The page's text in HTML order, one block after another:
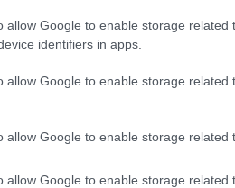
allow Google to enable storage related
identifiers in apps.
allow Google to enable storage related
allow Google to enable storage related
allow Google to enable storage related
εναντίον μας.
μια από τις
θα δεχόταν μια τέτοια
κατά το διάγγελμά
και το δικαίωμα να
πρόκειται να κάνουμε»,